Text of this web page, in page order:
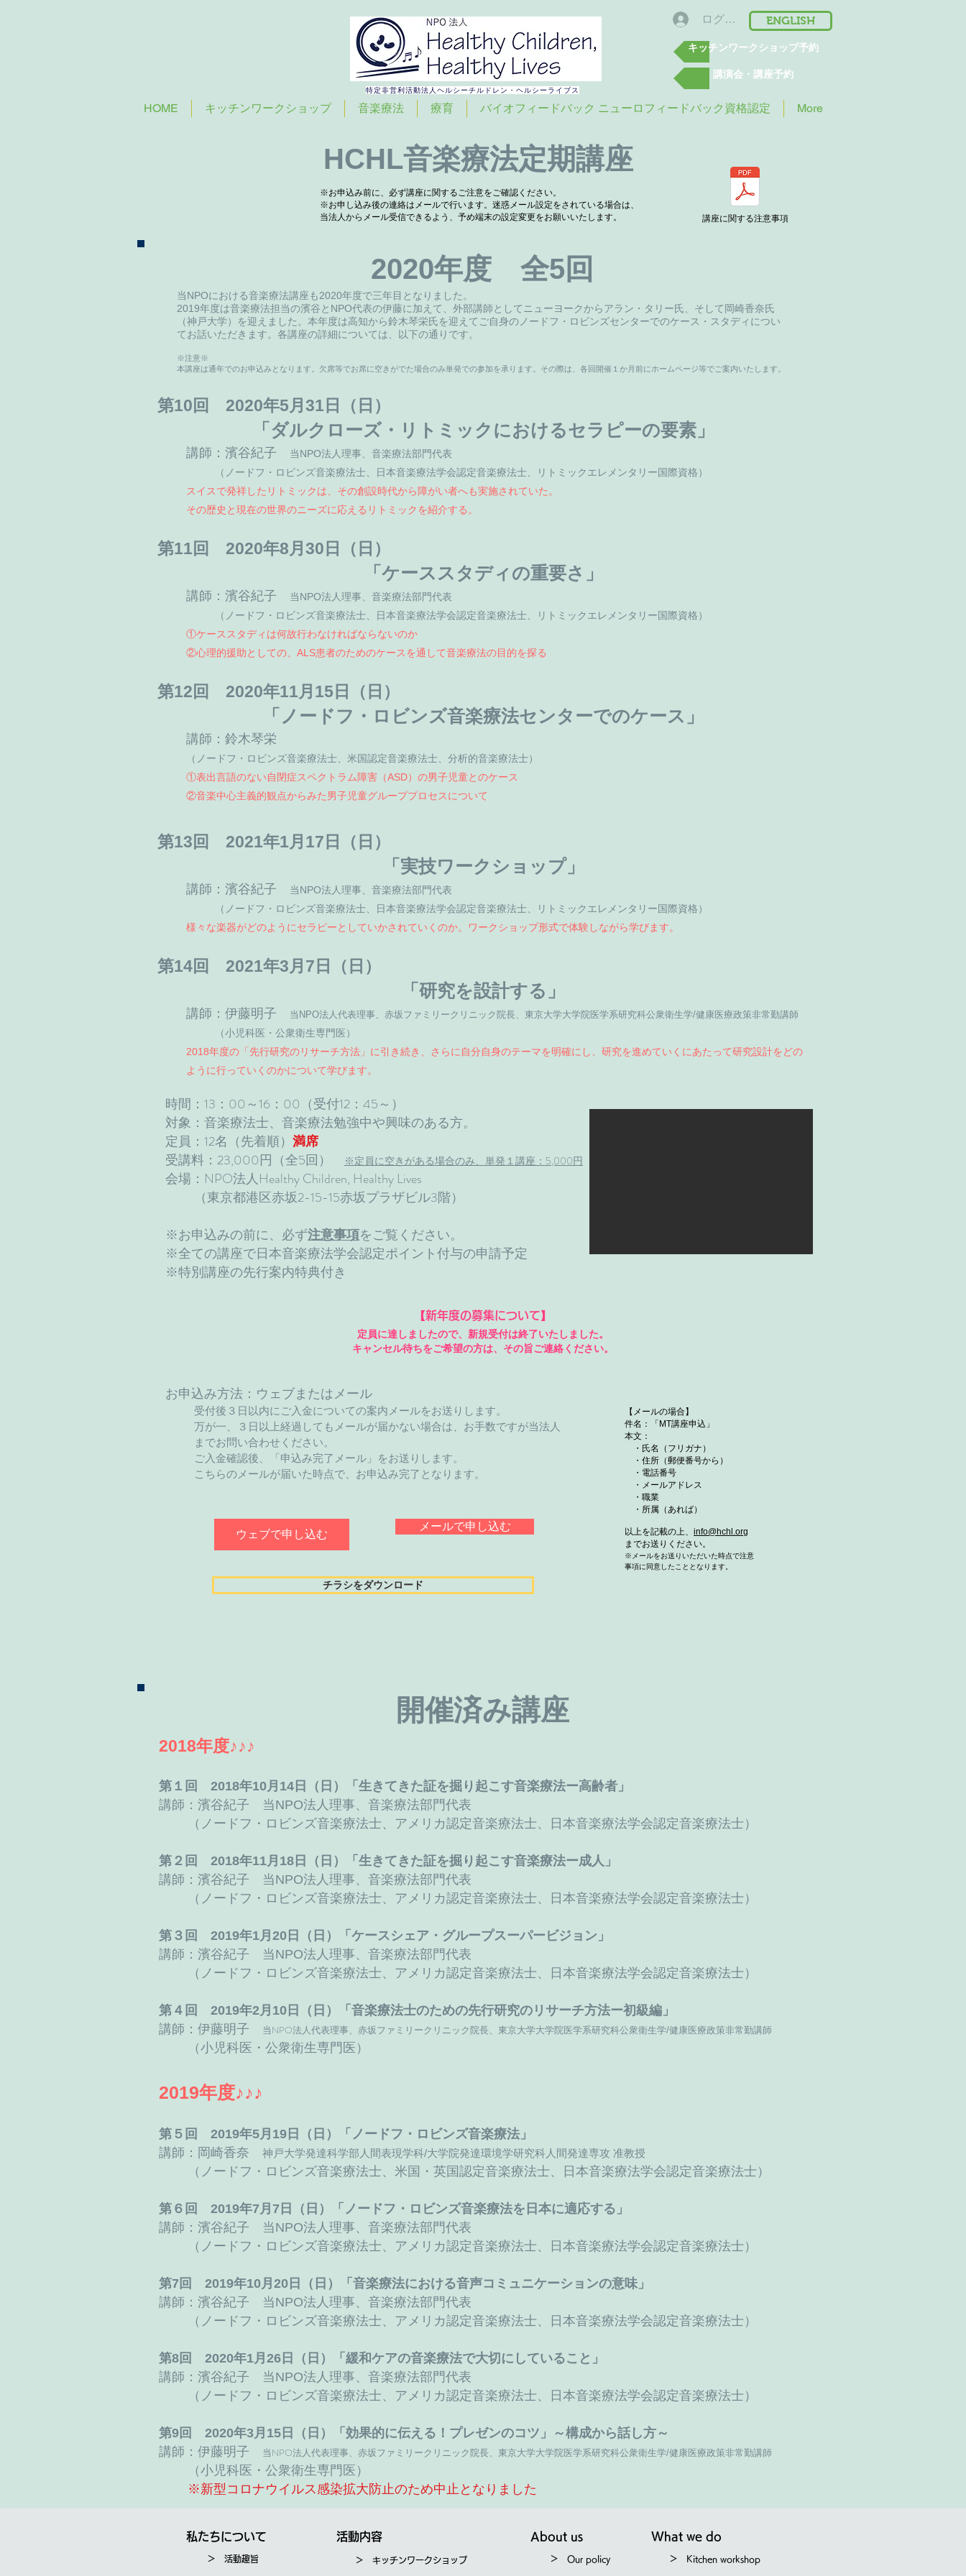
特定非営利活動法人​ヘルシーチルドレン・ヘルシーライブス
ログイン ENGLISH
キッチンワークショップ予約
講演会・講座予約
HOME キッチンワークショップ 音楽療法 療育 バイオフィードバック ニューロフィードバック資格認定 More
HCHL音楽療法定期講座
※お申込み前に、必ず講座に関するご注意をご確認ください。
※お申し込み後の連絡はメールで行います。迷惑メール設定をされている場合は、
当法人からメール受信できるよう、予め端末の設定変更をお願いいたします。
講座に関する注意事項
2020年度 全5回
当NPOにおける音楽療法講座も2020年度で三年目となりました。
2019年度は音楽療法担当の濱谷とNPO代表の伊藤に加えて、外部講師としてニューヨークからアラン・タリー氏、そして岡崎香奈氏
（神戸大学）を迎えました。本年度は高知から鈴木琴栄氏を迎えてご自身のノードフ・ロビンズセンターでのケース・スタディについ
てお話いただきます。各講座の詳細については、以下の通りです。
※注意※
本講座は通年でのお申込みとなります。欠席等でお席に空きがでた場合のみ単発での参加を承ります。その際は、各回開催１か月前にホームページ等でご案内いたします。
第10回 2020年5月31日（日）
「ダルクローズ・リトミックにおけるセラピーの要素」
講師：濱谷紀子
当NPO法人理事、音楽療法部門代表
（ノードフ・ロビンズ音楽療法士、日本音楽療法学会認定音楽療法士、リトミックエレメンタリー国際資格）
スイスで発祥したリトミックは、その創設時代から障がい者へも実施されていた。
その歴史と現在の世界のニーズに応えるリトミックを紹介する。
第11回 2020年8月30日（日）
「ケーススタディの重要さ」
講師：濱谷紀子
当NPO法人理事、音楽療法部門代表
（ノードフ・ロビンズ音楽療法士、日本音楽療法学会認定音楽療法士、リトミックエレメンタリー国際資格）
①ケーススタディは何故行わなければならないのか
②心理的援助としての、ALS患者のためのケースを通して音楽療法の目的を探る
第12回 2020年11月15日（日）
「ノードフ・ロビンズ音楽療法センターでのケース」
講師：鈴木琴栄
（ノードフ・ロビンズ音楽療法士、米国認定音楽療法士、分析的音楽療法士）
①表出言語のない自閉症スペクトラム障害（ASD）の男子児童とのケース
②音楽中心主義的観点からみた男子児童グループプロセスについて
第13回 2021年1月17日（日）
「実技ワークショップ」
講師：濱谷紀子
当NPO法人理事、音楽療法部門代表
（ノードフ・ロビンズ音楽療法士、日本音楽療法学会認定音楽療法士、リトミックエレメンタリー国際資格）
様々な楽器がどのようにセラピーとしていかされていくのか。ワークショップ形式で体験しながら学びます。
第14回 2021年3月7日（日）
「研究を設計する」
講師：伊藤明子 当NPO法人代表理事、赤坂ファミリークリニック院長、 東京大学大学院医学系研究科公衆衛生学/健康医療政策非常勤講師
（小児科医・公衆衛生専門医）
​2018年度の「先行研究のリサーチ方法」に引き続き、さらに自分自身のテーマを明確にし、研究を進めていくにあたって研究設計をどの
ように行っていくのかについて学びます。
​時間：13：00～16：00（受付12：45～）
対象：音楽療法士、音楽療法勉強中や興味のある方。
定員：12名（先着順） 満席
受講料：23,000円（全5回）
※定員に空きがある場合のみ、単発１講座：5,000円
会場：NPO法人Healthy Children, Healthy Lives
（東京都港区赤坂2-15-15赤坂プラザビル3階）
※お申込みの前に、必ず注意事項をご覧ください。
※全ての講座で日本音楽療法学会認定ポイント付与の申請予定
※特別講座の先行案内特典付き
【新年度の募集について】
定員に達しましたので、新規受付は終了いたしました。
キャンセル待ちをご希望の方は、その旨ご連絡ください。
お申込み方法：ウェブまたはメール
受付後３日以内にご入金についての案内メールをお送りします。
万が一、３日以上経過してもメールが届かない場合は、お手数ですが当法人
までお問い合わせください。
ご入金確認後、「申込み完了メール」をお送りします。
​こちらのメールが届いた時点で、お申込み完了となります。
ウェブで申し込む
メールで申し込む
チラシをダウンロード
【メールの場合】
件名：「MT講座申込」
本文：
・氏名（フリガナ）
・住所（郵便番号から）
・電話番号
・メールアドレス
・職業
・所属（あれば）
以上を記載の上、 info@hchl.org
までお送りください。
※メールをお送りいただいた時点で注意
事項に同意したこととなります。
開催済み講座
2018年度♪♪♪
第１回 2018年10月14日（日）「生きてきた証を掘り起こす音楽療法ー高齢者」
講師：濱谷紀子 当NPO法人理事、音楽療法部門代表
（ノードフ・ロビンズ音楽療法士、アメリカ認定音楽療法士、日本音楽療法学会認定音楽療法士）
第２回 2018年11月18日（日）「生きてきた証を掘り起こす音楽療法ー成人」
講師：濱谷紀子 当NPO法人理事、音楽療法部門代表
（ノードフ・ロビンズ音楽療法士、アメリカ認定音楽療法士、日本音楽療法学会認定音楽療法士）
第３回 2019年1月20日（日）「ケースシェア・グループスーパービジョン」
講師：濱谷紀子 当NPO法人理事、音楽療法部門代表
（ノードフ・ロビンズ音楽療法士、アメリカ認定音楽療法士、日本音楽療法学会認定音楽療法士）
第４回 2019年2月10日（日）「音楽療法士のための先行研究のリサーチ方法ー初級編」
講師：伊藤明子 当NPO法人代表理事、 赤坂ファミリークリニック院長、東京大学大学院医学系研究科公衆衛生学/健康医療政策非常勤講師
（小児科医・公衆衛生専門医）
2019年度♪♪♪
第５回 2019年5月19日（日）「ノードフ・ロビンズ音楽療法」
講師：岡崎香奈 神戸大学発達科学部人間表現学科/大学院発達環境学研究科人間発達専攻 准教授
（ノードフ・ロビンズ音楽療法士、米国・英国認定音楽療法士、日本音楽療法学会認定音楽療法士）
第６回
2019年7月7日（日） 「ノードフ・ロビンズ音楽療法を日本に適応する」
講師：濱谷紀子 当NPO法人理事、音楽療法部門代表
（ノードフ・ロビンズ音楽療法士、アメリカ認定音楽療法士、日本音楽療法学会認定音楽療法士）
第7回 2019年10月20日（日）「音楽療法における音声コミュニケーションの意味」
講師：濱谷紀子 当NPO法人理事、音楽療法部門代表
（ノードフ・ロビンズ音楽療法士、アメリカ認定音楽療法士、日本音楽療法学会認定音楽療法士）
第8回 2020年1月26日（日）「緩和ケアの音楽療法で大切にしていること」
講師：濱谷紀子 当NPO法人理事、音楽療法部門代表
（ノードフ・ロビンズ音楽療法士、アメリカ認定音楽療法士、日本音楽療法学会認定音楽療法士）
第9回 2020年3月15日（日）「効果的に伝える！プレゼンのコツ」～構成から話し方～
講師：伊藤明子 当NPO法人代表理事、 赤坂ファミリークリニック院長、東京大学大学院医学系研究科公衆衛生学/健康医療政策非常勤講師
（小児科医・公衆衛生専門医）
​※新型コロナウイルス感染拡大防止のため中止となりました
私たちについて
＞ 活動趣旨
活動内容
＞ キッチンワークショップ
About us
＞ Our policy
What we do
＞ Kitchen workshop